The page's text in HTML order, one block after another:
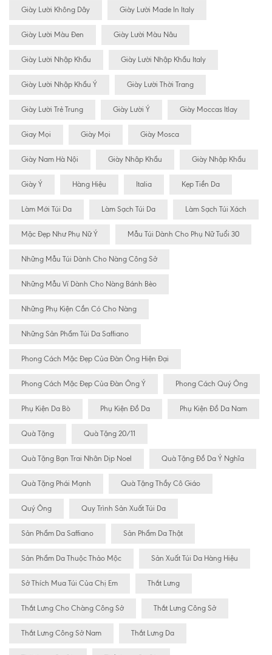
Giày Lười Không Dây Giày Lười Made In Italy
Giày Lười Màu Đen Giày Lười Màu Nâu
Giày Lười Nhập Khẩu Giày Lười Nhập Khẩu Italy
Giày Lười Nhập Khẩu Ý Giày Lười Thời Trang
Giày Lười Trẻ Trung Giày Lười Ý Giày Moccas Itlay
Giay Mọi Giày Mọi Giày Mosca
Giày Nam Hà Nội Giày Nhâp Khẩu Giày Nhập Khẩu
Giày Ý Hàng Hiệu Italia Kẹp Tiền Da
Làm Mới Túi Da Làm Sạch Túi Da Làm Sạch Túi Xách
Mặc Đẹp Như Phụ Nữ Ý Mẫu Túi Dành Cho Phụ Nữ Tuổi 30
Những Mẫu Túi Dành Cho Nàng Công Sở
Những Mẫu Ví Dành Cho Nàng Bánh Bèo
Những Phụ Kiện Cần Có Cho Nàng
Những Sản Phẩm Túi Da Saffiano
Phong Cách Mặc Đẹp Của Đàn Ông Hiện Đại
Phong Cách Mặc Đẹp Của Đàn Ông Ý Phong Cách Quý Ông
Phụ Kiện Da Bò Phụ Kiện Đồ Da Phụ Kiện Đồ Da Nam
Quà Tặng Quà Tặng 20/11
Quà Tặng Bạn Trai Nhân Dịp Noel Quà Tặng Đồ Da Ý Nghĩa
Quà Tặng Phái Mạnh Quà Tặng Thầy Cô Giáo
Quý Ông Quy Trình Sản Xuất Túi Da
Sản Phẩm Da Saffiano Sản Phẩm Da Thật
Sản Phẩm Da Thuộc Thảo Mộc Sản Xuất Túi Da Hàng Hiệu
Sở Thích Mua Túi Của Chị Em Thắt Lưng
Thắt Lưng Cho Chàng Công Sở Thắt Lưng Công Sở
Thắt Lưng Công Sở Nam Thắt Lưng Da